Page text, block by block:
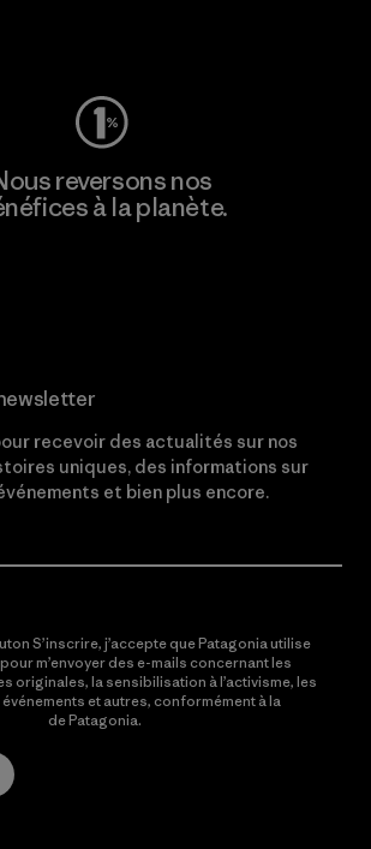
reversons nos
à la planète.
recevoir des actualités sur nos
uniques, des informations sur
et bien plus encore.
S’inscrire, j’accepte que Patagonia utilise
m’envoyer des e-mails concernant les
originales, la sensibilisation à l’activisme, les
et autres, conformément à la
de Patagonia.